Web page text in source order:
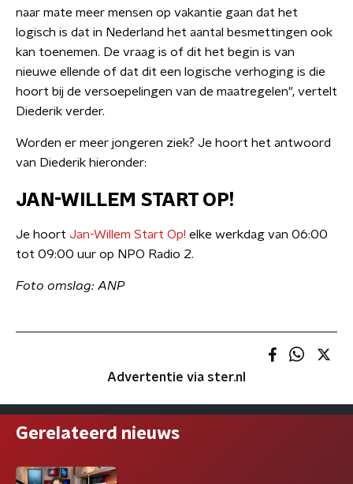
naar mate meer mensen op vakantie gaan dat het
logisch is dat in Nederland het aantal besmettingen ook
kan toenemen. De vraag is of dit het begin is van
nieuwe ellende of dat dit een logische verhoging is die
hoort bij de versoepelingen van de maatregelen", vertelt
Diederik verder.
Worden er meer jongeren ziek? Je hoort het antwoord
van Diederik hieronder:
JAN-WILLEM START OP!
Je hoort Jan-Willem Start Op! elke werkdag van 06:00
tot 09:00 uur op NPO Radio 2.
Foto omslag: ANP
Advertentie via ster.nl
Gerelateerd nieuws